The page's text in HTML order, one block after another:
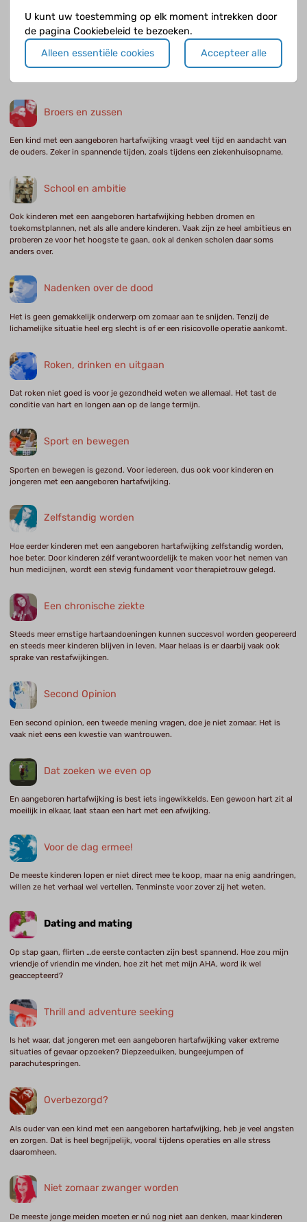
Ik ben boos
Misschien ben je wel eens boos, als je vanwege je hart niet goed mee kunt
komen in het dagelijkse leven. Of je bent boos dat het juist jóu moest
Broers en zussen
Een kind met een aangeboren hartafwijking vraagt veel tijd en aandacht van
de ouders. Zeker in spannende tijden, zoals tijdens een ziekenhuisopname.
School en ambitie
Ook kinderen met een aangeboren hartafwijking hebben dromen en
toekomstplannen, net als alle andere kinderen. Vaak zijn ze heel ambitieus en
proberen ze voor het hoogste te gaan, ook al denken scholen daar soms
anders over.
Nadenken over de dood
Het is geen gemakkelijk onderwerp om zomaar aan te snijden. Tenzij de
lichamelijke situatie heel erg slecht is of er een risicovolle operatie aankomt.
Roken, drinken en uitgaan
Dat roken niet goed is voor je gezondheid weten we allemaal. Het tast de
conditie van hart en longen aan op de lange termijn.
Sport en bewegen
Sporten en bewegen is gezond. Voor iedereen, dus ook voor kinderen en
jongeren met een aangeboren hartafwijking.
Zelfstandig worden
Hoe eerder kinderen met een aangeboren hartafwijking zelfstandig worden,
hoe beter. Door kinderen zélf verantwoordelijk te maken voor het nemen van
hun medicijnen, wordt een stevig fundament voor therapietrouw gelegd.
Een chronische ziekte
Steeds meer ernstige hartaandoeningen kunnen succesvol worden geopereerd
en steeds meer kinderen blijven in leven. Maar helaas is er daarbij vaak ook
sprake van restafwijkingen.
Second Opinion
Een second opinion, een tweede mening vragen, doe je niet zomaar. Het is
vaak niet eens een kwestie van wantrouwen.
Dat zoeken we even op
En aangeboren hartafwijking is best iets ingewikkelds. Een gewoon hart zit al
moeilijk in elkaar, laat staan een hart met een afwijking.
Voor de dag ermee!
De meeste kinderen lopen er niet direct mee te koop, maar na enig aandringen,
willen ze het verhaal wel vertellen. Tenminste voor zover zij het weten.
Dating and mating
Op stap gaan, flirten …de eerste contacten zijn best spannend. Hoe zou mijn
vriendje of vriendin me vinden, hoe zit het met mijn AHA, word ik wel
geaccepteerd?
Thrill and adventure seeking
Is het waar, dat jongeren met een aangeboren hartafwijking vaker extreme
situaties of gevaar opzoeken? Diepzeeduiken, bungeejumpen of
parachutespringen.
Overbezorgd?
Als ouder van een kind met een aangeboren hartafwijking, heb je veel angsten
en zorgen. Dat is heel begrijpelijk, vooral tijdens operaties en alle stress
daaromheen.
Niet zomaar zwanger worden
De meeste jonge meiden moeten er nú nog niet aan denken, maar kinderen
U kunt uw toestemming op elk moment intrekken door
de pagina Cookiebeleid te bezoeken.
Alleen essentiële cookies
Accepteer alle